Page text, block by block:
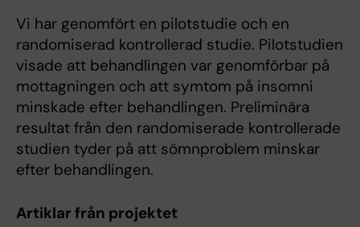
Vi har genomfört en pilotstudie och en
randomiserad kontrollerad studie. Pilotstudien
visade att behandlingen var genomförbar på
mottagningen och att symtom på insomni
minskade efter behandlingen. Preliminära
resultat från den randomiserade kontrollerade
studien tyder på att sömnproblem minskar
efter behandlingen.
Artiklar från projektet